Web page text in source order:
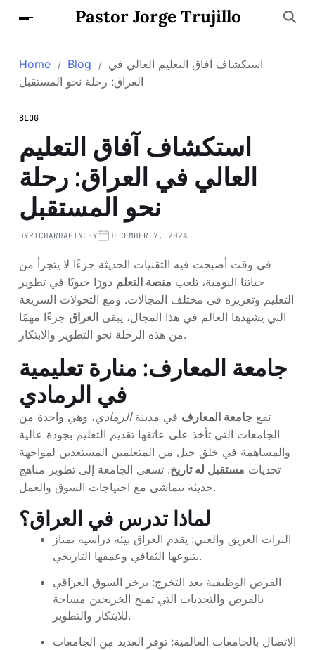
Pastor Jorge Trujillo
Home Blog
استكشاف آفاق التعليم العالي في
العراق: رحلة نحو المستقبل
BLOG
استكشاف آفاق التعليم
العالي في العراق: رحلة
نحو المستقبل
BYRICHARDAFINLEY DECEMBER 7, 2024
في وقت أصبحت فيه التقنيات الحديثة جزءًا لا يتجزأ من
حياتنا اليومية، تلعب منصة التعلم دورًا حيويًا في تطوير
التعليم وتعزيزه في مختلف المجالات. ومع التحولات السريعة
التي يشهدها العالم في هذا المجال، يبقى العراق جزءًا مهمًا
من هذه الرحلة نحو التطوير والابتكار.
جامعة المعارف: منارة تعليمية
في الرمادي
تقع جامعة المعارف في مدينةالرمادي، وهي واحدة من
الجامعات التي تأخذ على عاتقها تقديم التعليم بجودة عالية
والمساهمة في خلق جيل من المتعلمين المستعدين لمواجهة
تحديات مستقبل له تاريخ. تسعى الجامعة إلى تطوير مناهج
حديثة تتماشى مع احتياجات السوق والعمل.
لماذا تدرس في العراق؟
التراث العريق والغني: يقدم العراق بيئة دراسية تمتاز
بتنوعها الثقافي وعمقها التاريخي.
الفرص الوظيفية بعد التخرج: يزخر السوق العراقي
بالفرص والتحديات التي تمنح الخريجين مساحة
للابتكار والتطوير.
الاتصال بالجامعات العالمية: توفر العديد من الجامعات